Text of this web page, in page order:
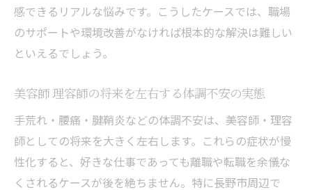
感できるリアルな悩みです。こうしたケースでは、職場
のサポートや環境改善がなければ根本的な解決は難しい
といえるでしょう。
美容師 理容師の将来を左右する体調不安の実態
手荒れ・腰痛・腱鞘炎などの体調不安は、美容師・理容
師としての将来を大きく左右します。これらの症状が慢
性化すると、好きな仕事であっても離職や転職を余儀な
くされるケースが後を絶ちません。特に長野市周辺で